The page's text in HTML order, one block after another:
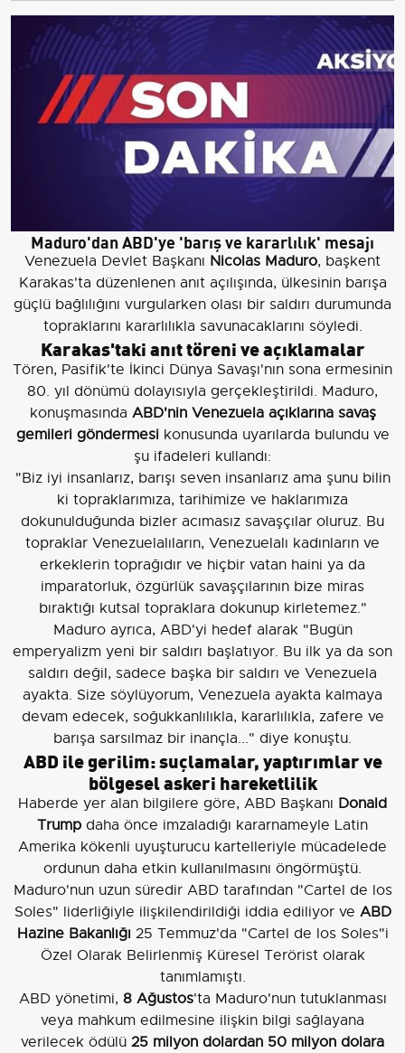
Maduro'dan ABD'ye 'barış ve kararlılık' mesajı
Venezuela Devlet Başkanı Nicolas Maduro, başkent
Karakas'ta düzenlenen anıt açılışında, ülkesinin barışa
güçlü bağlılığını vurgularken olası bir saldırı durumunda
topraklarını kararlılıkla savunacaklarını söyledi.
Karakas'taki anıt töreni ve açıklamalar
Tören, Pasifik'te İkinci Dünya Savaşı'nın sona ermesinin
80. yıl dönümü dolayısıyla gerçekleştirildi. Maduro,
konuşmasında ABD'nin Venezuela açıklarına savaş
gemileri göndermesikonusunda uyarılarda bulundu ve
şu ifadeleri kullandı:
"Biz iyi insanlarız, barışı seven insanlarız ama şunu bilin
ki topraklarımıza, tarihimize ve haklarımıza
dokunulduğunda bizler acımasız savaşçılar oluruz. Bu
topraklar Venezuelalıların, Venezuelalı kadınların ve
erkeklerin toprağıdır ve hiçbir vatan haini ya da
imparatorluk, özgürlük savaşçılarının bize miras
bıraktığı kutsal topraklara dokunup kirletemez."
Maduro ayrıca, ABD'yi hedef alarak "Bugün
emperyalizm yeni bir saldırı başlatıyor. Bu ilk ya da son
saldırı değil, sadece başka bir saldırı ve Venezuela
ayakta. Size söylüyorum, Venezuela ayakta kalmaya
devam edecek, soğukkanlılıkla, kararlılıkla, zafere ve
barışa sarsılmaz bir inançla..." diye konuştu.
ABD ile gerilim: suçlamalar, yaptırımlar ve
bölgesel askeri hareketlilik
Haberde yer alan bilgilere göre, ABD Başkanı Donald
Trump daha önce imzaladığı kararnameyle Latin
Amerika kökenli uyuşturucu kartelleriyle mücadelede
ordunun daha etkin kullanılmasını öngörmüştü.
Maduro'nun uzun süredir ABD tarafından "Cartel de los
Soles" liderliğiyle ilişkilendirildiği iddia ediliyor ve ABD
Hazine Bakanlığı 25 Temmuz'da "Cartel de los Soles"i
Özel Olarak Belirlenmiş Küresel Terörist olarak
tanımlamıştı.
ABD yönetimi, 8 Ağustos'ta Maduro'nun tutuklanması
veya mahkum edilmesine ilişkin bilgi sağlayana
verilecek ödülü 25 milyon dolardan 50 milyon dolara